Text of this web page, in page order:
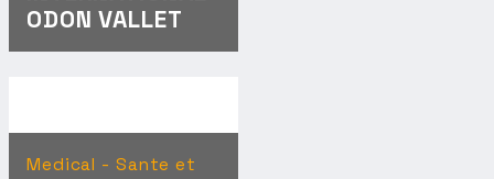
ODON VALLET
Medical - Sante et